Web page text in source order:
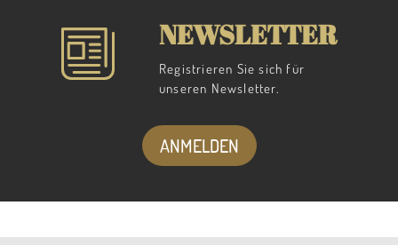
NEWSLETTER
Registrieren Sie sich für
unseren Newsletter.
ANMELDEN